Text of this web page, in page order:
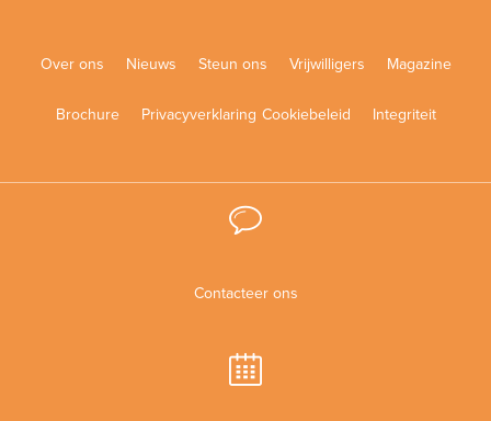
Over ons Nieuws Steun ons Vrijwilligers Magazine
Brochure Privacyverklaring Cookiebeleid Integriteit
Contacteer ons